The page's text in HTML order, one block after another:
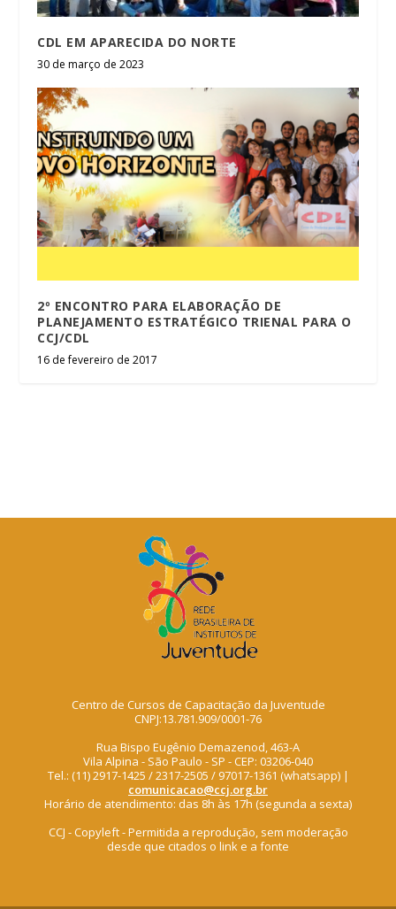
CDL EM APARECIDA DO NORTE
30 de março de 2023
2º ENCONTRO PARA ELABORAÇÃO DE
PLANEJAMENTO ESTRATÉGICO TRIENAL PARA O
CCJ/CDL
16 de fevereiro de 2017
Centro de Cursos de Capacitação da Juventude
CNPJ:13.781.909/0001-76
Rua Bispo Eugênio Demazenod, 463-A
Vila Alpina - São Paulo - SP - CEP: 03206-040
Tel.: (11) 2917-1425 / 2317-2505 / 97017-1361 (whatsapp) |
comunicacao@ccj.org.br
Horário de atendimento: das 8h às 17h (segunda a sexta)
CCJ - Copyleft - Permitida a reprodução, sem moderação
desde que citados o link e a fonte